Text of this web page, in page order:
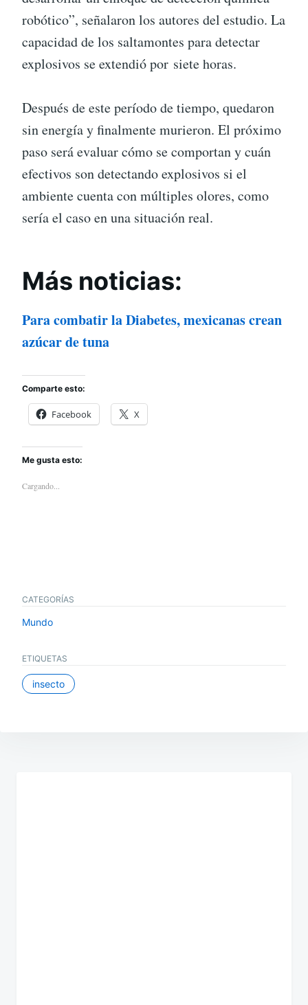
robótico”, señalaron los autores del estudio. La
capacidad de los saltamontes para detectar
explosivos se extendió por siete horas.
Después de este período de tiempo, quedaron
sin energía y finalmente murieron. El próximo
paso será evaluar cómo se comportan y cuán
efectivos son detectando explosivos si el
ambiente cuenta con múltiples olores, como
sería el caso en una situación real.
Más noticias:
Para combatir la Diabetes, mexicanas crean
azúcar de tuna
Comparte esto:
Facebook X
Me gusta esto:
Cargando...
CATEGORÍAS
Mundo
ETIQUETAS
insecto